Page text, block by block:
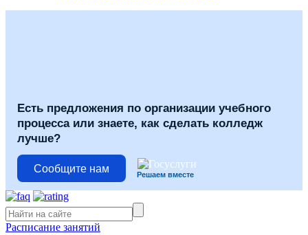
Есть предложения по организации учебного
процесса или знаете, как сделать колледж
лучше?
Сообщите нам Решаем вместе
Расписание занятий